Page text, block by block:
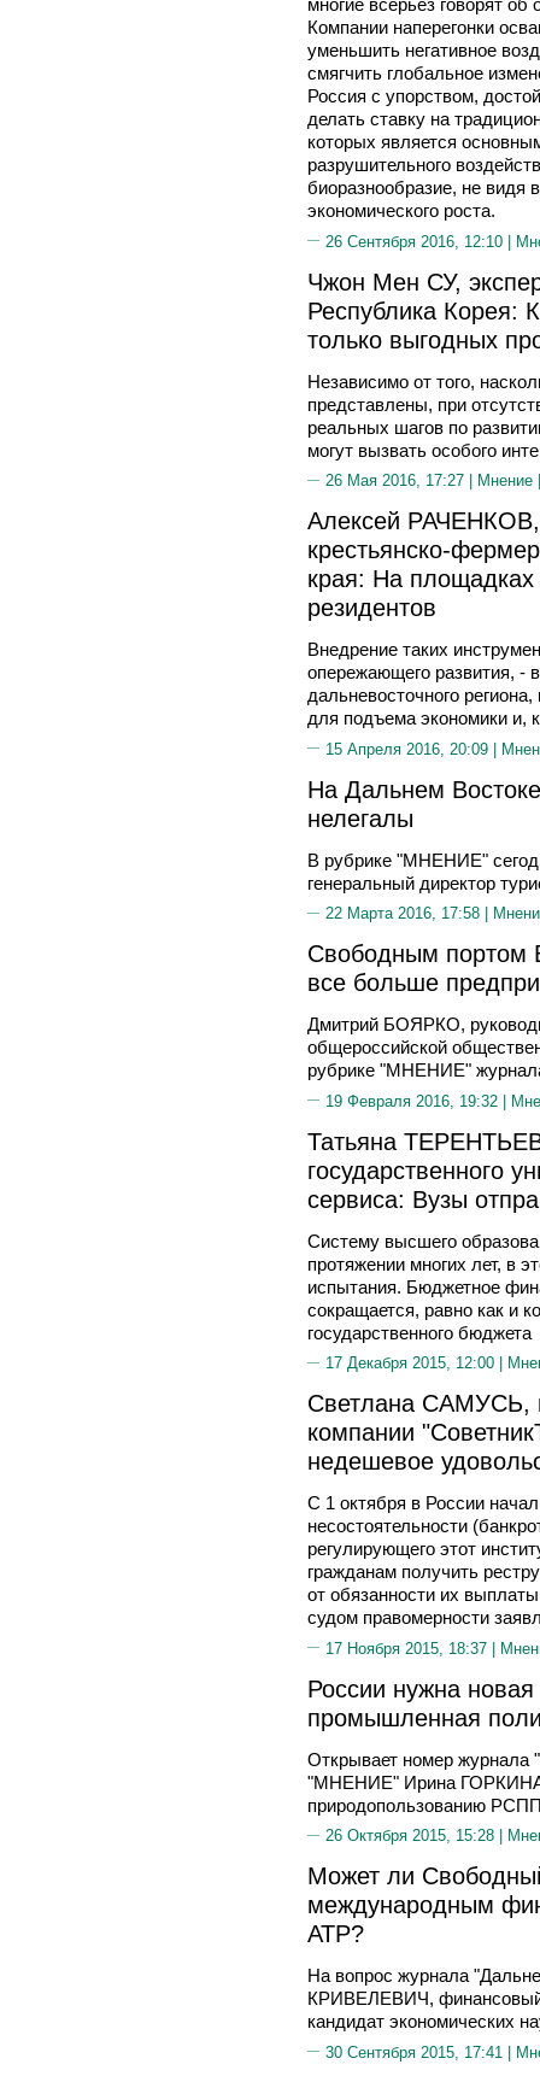
многие всерьез говорят
Компании наперегонки
уменьшить негативное
смягчить глобальное
Россия с упорством,
делать ставку на
которых является
разрушительного
биоразнообразие, не видя
экономического роста.
26 Сентября 2016, 12:10 |
Чжон Мен СУ,
Республика Корея:
только выгодных
Независимо от того,
представлены, при
реальных шагов по
могут вызвать особого
26 Мая 2016, 17:27 | Мнение
Алексей РАЧЕНКОВ,
крестьянско-
края: На
резидентов
Внедрение таких
опережающего развития, -
дальневосточного
для подъема экономики и,
15 Апреля 2016, 20:09 |
На Дальнем Востоке
нелегалы
В рубрике "МНЕНИЕ"
генеральный директор
22 Марта 2016, 17:58 |
Свободным портом
все больше
Дмитрий БОЯРКО,
общероссийской
рубрике "МНЕНИЕ"
19 Февраля 2016, 19:32 |
Татьяна
государственного
сервиса: Вузы
Систему высшего
протяжении многих лет, в
испытания. Бюджетное
сокращается, равно как и
государственного бюджета
17 Декабря 2015, 12:00 |
Светлана САМУСЬ,
компании
недешевое
С 1 октября в России
несостоятельности
регулирующего этот
гражданам получить
от обязанности их
судом правомерности
17 Ноября 2015, 18:37 |
России нужна новая
промышленная
Открывает номер журнала
"МНЕНИЕ" Ирина ГОРКИНА,
природопользованию
26 Октября 2015, 15:28 |
Может ли
международным
АТР?
На вопрос журнала
КРИВЕЛЕВИЧ, финансовый
кандидат экономических
30 Сентября 2015, 17:41 |